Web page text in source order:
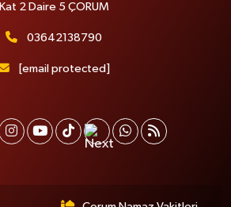
Kat 2 Daire 5 ÇORUM
03642138790
[email protected]